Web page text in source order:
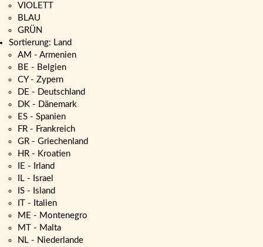
VIOLETT
BLAU
GRÜN
Sortierung: Land
AM - Armenien
BE - Belgien
CY - Zypern
DE - Deutschland
DK - Dänemark
ES - Spanien
FR - Frankreich
GR - Griechenland
HR - Kroatien
IE - Irland
IL - Israel
IS - Island
IT - Italien
ME - Montenegro
MT - Malta
NL - Niederlande